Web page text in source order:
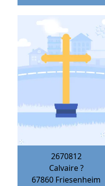
2670812
Calvaire ?
67860 Friesenheim